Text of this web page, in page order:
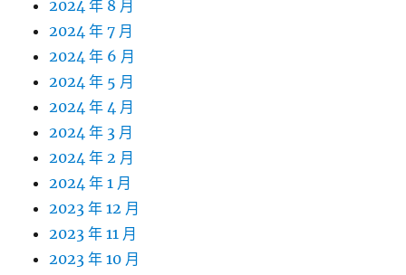
2024 年 8 月
2024 年 7 月
2024 年 6 月
2024 年 5 月
2024 年 4 月
2024 年 3 月
2024 年 2 月
2024 年 1 月
2023 年 12 月
2023 年 11 月
2023 年 10 月